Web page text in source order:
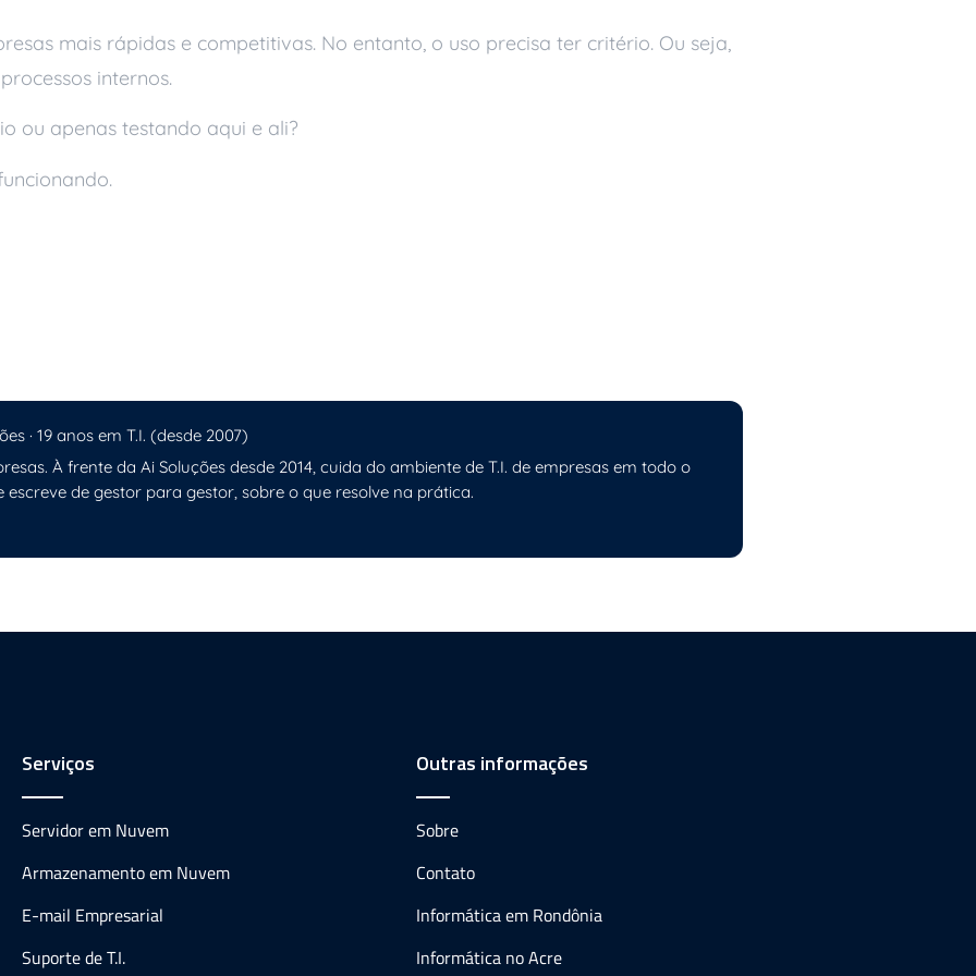
mais rápidas e competitivas. No entanto, o uso precisa ter critério. Ou seja,
internos.
ou apenas testando aqui e ali?
· 19 anos em T.I. (desde 2007)
À frente da Ai Soluções desde 2014, cuida do ambiente de T.I. de empresas em todo o
de gestor para gestor, sobre o que resolve na prática.
Serviços
Servidor em Nuvem
Armazenamento em Nuvem
E-mail Empresarial
Suporte de T.I.
Outras informações
Sobre
Contato
Informática em Rondônia
Informática no Acre